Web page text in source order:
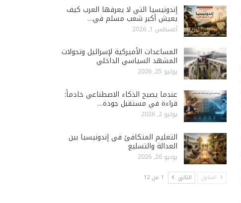
إندونيسيا التي لا يعرفها العرب كيف
يعيش أكبر شعب مسلم في…
أغسطس 1, 2026
المساعدات الأميركية لإسرائيل وتحولات
المشهد السياسي الداخلي
يوليو 25, 2026
عندما يصبح الذكاء الاصطناعي خادماً:
قراءة في مستقبل جودة…
يوليو 2, 2026
التعليم المتكافئ في إندونيسيا بين
العدالة والتسليع
يونيو 26, 2026
السابق التالي 1 من 12